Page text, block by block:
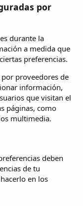
por
durante la
a medida que
preferencias.
proveedores de
información,
que visitan el
páginas, como
multimedia.
deben
de tu
en los